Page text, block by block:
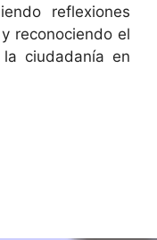
reflexiones
reconociendo el
ciudadanía en